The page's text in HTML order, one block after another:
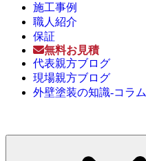
施工事例
職人紹介
保証
無料お見積
代表親方ブログ
現場親方ブログ
外壁塗装の知識-コラム